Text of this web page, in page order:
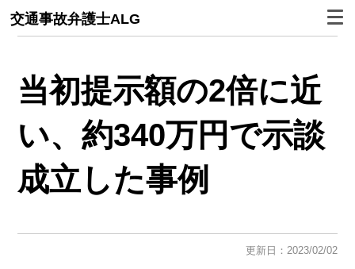
交通事故弁護士ALG
当初提示額の2倍に近
い、約340万円で示談
成立した事例
更新日：2023/02/02